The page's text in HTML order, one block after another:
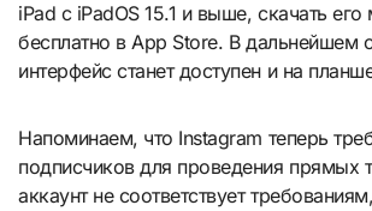
iPad с iPadOS 15.1 и выше, скачать
бесплатно в App Store. В дальнейшем
интерфейс станет доступен и на
Напоминаем, что Instagram теперь
подписчиков для проведения прямых
аккаунт не соответствует